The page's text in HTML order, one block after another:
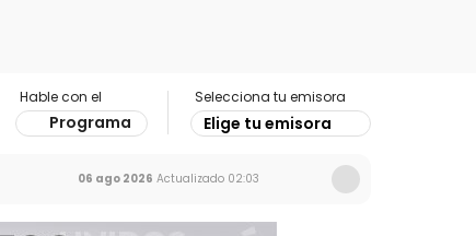
Hable con el
Programa
Selecciona tu emisora
Elige tu emisora
06 ago 2026 Actualizado 02:03